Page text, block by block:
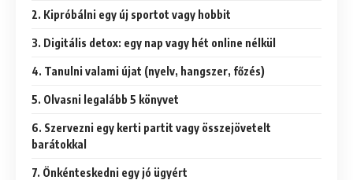
2. Kipróbálni egy új sportot vagy hobbit
3. Digitális detox: egy nap vagy hét online nélkül
4. Tanulni valami újat (nyelv, hangszer, főzés)
5. Olvasni legalább 5 könyvet
6. Szervezni egy kerti partit vagy összejövetelt
barátokkal
7. Önkénteskedni egy jó ügyért